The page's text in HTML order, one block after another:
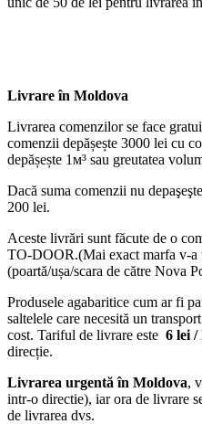
Livrare în Moldova
Livrarea comenzilor se face
comenzii depășește 3000 lei cu
depășește 1м³ sau greutatea
Dacă suma comenzii nu
200 lei.
Aceste livrări sunt făcute de o
TO-DOOR.(Mai exact marfa v-a
(poartă/ușa/scara de către Nova
Produsele agabaritice cum ar fi
saltelele care necesită un
cost. Tariful de livrare este 6 lei /
direcție.
Livrarea urgentă în Moldova,
intr-o directie), iar ora de livrare
de livrarea dvs.